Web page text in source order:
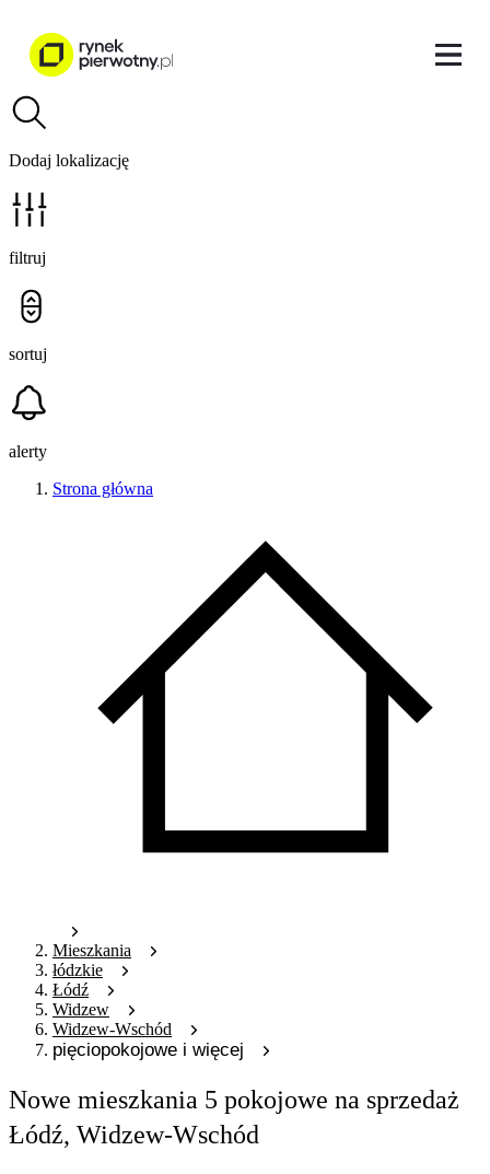
Dodaj lokalizację
filtruj
sortuj
alerty
Strona główna
Mieszkania
łódzkie
Łódź
Widzew
Widzew-Wschód
pięciopokojowe i więcej
Nowe mieszkania 5 pokojowe na sprzedaż
Łódź, Widzew-Wschód